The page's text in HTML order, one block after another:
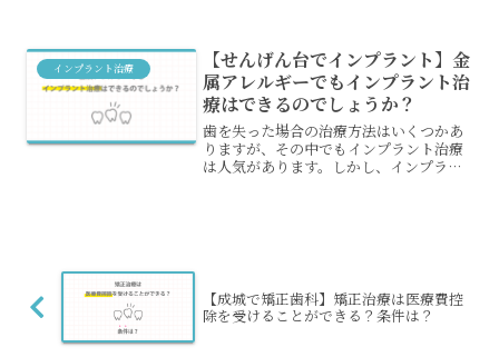
は、こちらのポイントについ...
インプラント治療
【せんげん台でインプラント】金
属アレルギーでもインプラント治
療はできるのでしょうか？
歯を失った場合の治療方法はいくつかあ
りますが、その中でもインプラント治療
は人気があります。しかし、インプラン
【成城で矯正歯科】矯正治療は医療費控
除を受けることができる？条件は？